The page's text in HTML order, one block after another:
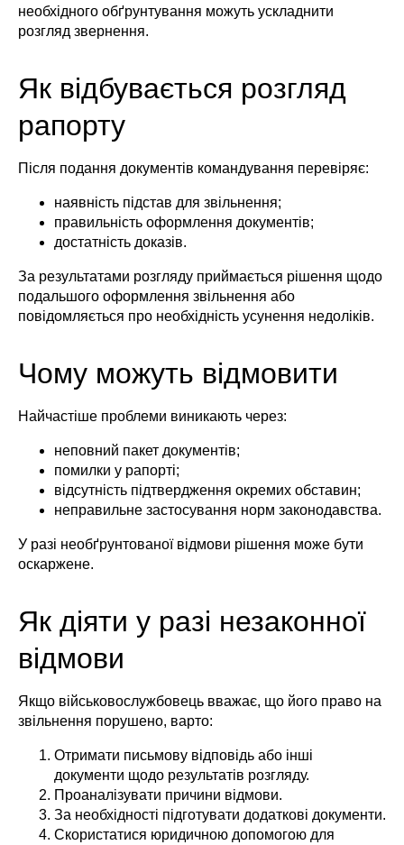
необхідного обґрунтування можуть ускладнити
розгляд звернення.
Як відбувається розгляд
рапорту
Після подання документів командування перевіряє:
наявність підстав для звільнення;
правильність оформлення документів;
достатність доказів.
За результатами розгляду приймається рішення щодо
подальшого оформлення звільнення або
повідомляється про необхідність усунення недоліків.
Чому можуть відмовити
Найчастіше проблеми виникають через:
неповний пакет документів;
помилки у рапорті;
відсутність підтвердження окремих обставин;
неправильне застосування норм законодавства.
У разі необґрунтованої відмови рішення може бути
оскаржене.
Як діяти у разі незаконної
відмови
Якщо військовослужбовець вважає, що його право на
звільнення порушено, варто:
Отримати письмову відповідь або інші
документи щодо результатів розгляду.
Проаналізувати причини відмови.
За необхідності підготувати додаткові документи.
Скористатися юридичною допомогою для